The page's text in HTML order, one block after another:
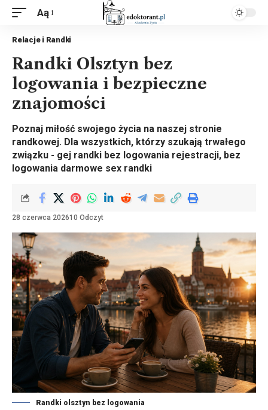
Aą
Relacje i Randki
Randki Olsztyn bez
logowania i bezpieczne
znajomości
Poznaj miłość swojego życia na naszej stronie
randkowej. Dla wszystkich, którzy szukają trwałego
związku - gej randki bez logowania rejestracji, bez
logowania darmowe sex randki
28 czerwca 202610 Odczyt
Randki olsztyn bez logowania